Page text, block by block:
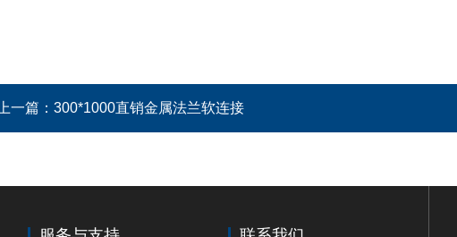
上一篇： 300*1000直销金属法兰软连接